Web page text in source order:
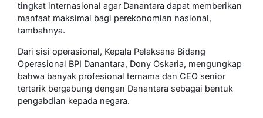
tingkat internasional agar Danantara dapat memberikan
manfaat maksimal bagi perekonomian nasional,
tambahnya.
Dari sisi operasional, Kepala Pelaksana Bidang
Operasional BPI Danantara, Dony Oskaria, mengungkap
bahwa banyak profesional ternama dan CEO senior
tertarik bergabung dengan Danantara sebagai bentuk
pengabdian kepada negara.